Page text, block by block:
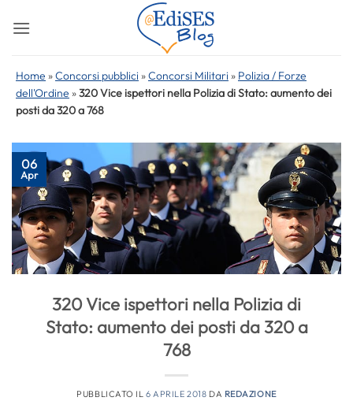
Home »Concorsi pubblici »Concorsi Militari » Polizia / Forze
dell'Ordine »320 Vice ispettori nella Polizia di Stato: aumento dei
posti da 320 a 768
06
Apr
320 Vice ispettori nella Polizia di
Stato: aumento dei posti da 320 a
768
PUBBLICATO IL6 APRILE 2018 DA REDAZIONE